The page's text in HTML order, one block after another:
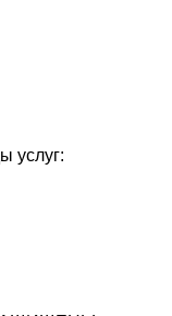
услуг: